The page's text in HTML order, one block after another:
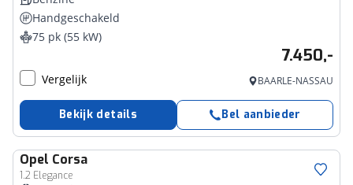
Handgeschakeld
75 pk (55 kW)
7.450,-
Vergelijk BAARLE-NASSAU
Bekijk details Bel aanbieder
Opel Corsa
1.2 Elegance